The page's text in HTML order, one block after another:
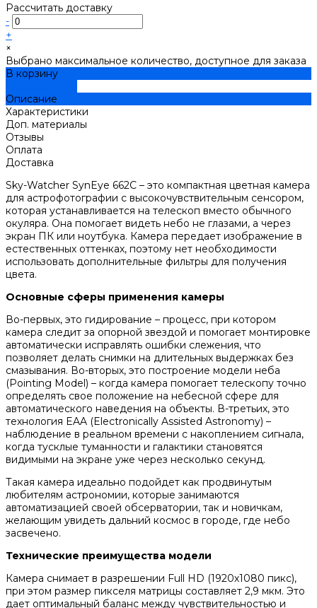
Рассчитать доставку
-
+
×
Выбрано максимальное количество, доступное для заказа
В корзину
Описание
Характеристики
Доп. материалы
Отзывы
Оплата
Доставка
Sky-Watcher SynEye 662C – это компактная цветная камера
для астрофотографии с высокочувствительным сенсором,
которая устанавливается на телескоп вместо обычного
окуляра. Она помогает видеть небо не глазами, а через
экран ПК или ноутбука. Камера передает изображение в
естественных оттенках, поэтому нет необходимости
использовать дополнительные фильтры для получения
цвета.
Основные сферы применения камеры
Во-первых, это гидирование – процесс, при котором
камера следит за опорной звездой и помогает монтировке
автоматически исправлять ошибки слежения, что
позволяет делать снимки на длительных выдержках без
смазывания. Во-вторых, это построение модели неба
(Pointing Model) – когда камера помогает телескопу точно
определять свое положение на небесной сфере для
автоматического наведения на объекты. В-третьих, это
технология EAA (Electronically Assisted Astronomy) –
наблюдение в реальном времени с накоплением сигнала,
когда тусклые туманности и галактики становятся
видимыми на экране уже через несколько секунд.
Такая камера идеально подойдет как продвинутым
любителям астрономии, которые занимаются
автоматизацией своей обсерватории, так и новичкам,
желающим увидеть дальний космос в городе, где небо
засвечено.
Технические преимущества модели
Камера снимает в разрешении Full HD (1920х1080 пикс),
при этом размер пикселя матрицы составляет 2,9 мкм. Это
дает оптимальный баланс между чувствительностью и